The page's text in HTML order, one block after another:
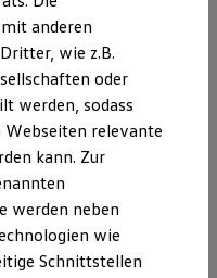
AU
EU Data Act
Widerrufen
das Assistenzsystem zu
Verantwortung
zu fahren.
Fahrzeuge und
anderen
wie z.B.
oder
werden, sodass
Webseiten relevante
kann. Zur
werden neben
wie
Schnittstellen